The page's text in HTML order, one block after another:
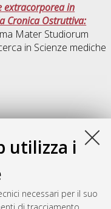
utilizza i
necessari per il suo
extracorporea in
Cronica Ostruttiva:
Mater Studiorum
in Scienze mediche
of asymmetric nasal
hypercapnic patients: a
study.
di Bologna.
nefro toraciche, 37